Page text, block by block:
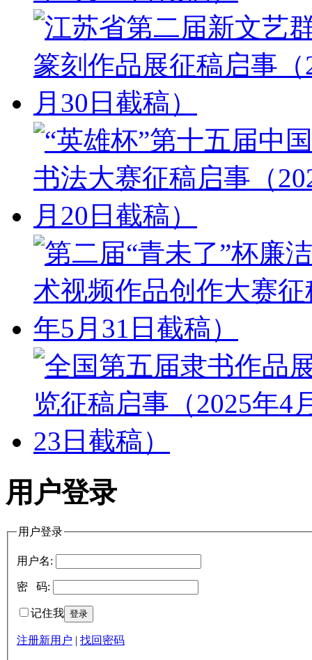
用户登录
用户登录
用户名:
密 码:
记住我
注册新用户 找回密码